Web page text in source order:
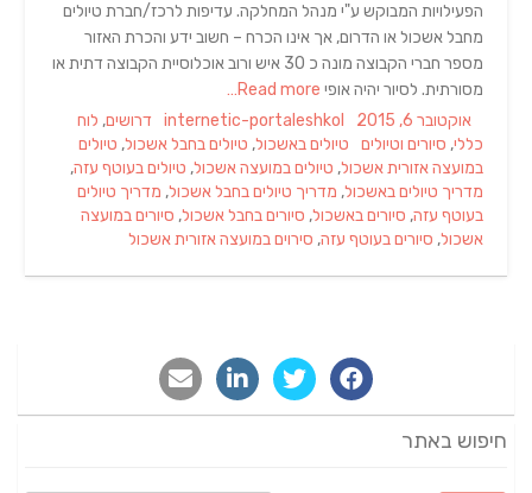
הפעילויות המבוקש ע"י מנהל המחלקה. עדיפות לרכז/חברת טיולים
מחבל אשכול או הדרום, אך אינו הכרח – חשוב ידע והכרת האזור
מספר חברי הקבוצה מונה כ 30 איש ורוב אוכלוסיית הקבוצה דתית או
מסורתית. לסיור יהיה אופי
Posted
on
אוקטובר 6, 2015 Author
internetic-portaleshkol
Categories
דרושים, לוח
כללי, סיורים וטיולים Tags
טיולים באשכול, טיולים בחבל אשכול, טיולים
במועצה אזורית אשכול, טיולים במועצה אשכול, טיולים בעוטף עזה,
מדריך טיולים באשכול, מדריך טיולים בחבל אשכול, מדריך טיולים
בעוטף עזה, סיורים באשכול, סיורים בחבל אשכול, סיורים במועצה
אשכול, סיורים בעוטף עזה, סירוים במועצה אזורית אשכול
חיפוש באתר